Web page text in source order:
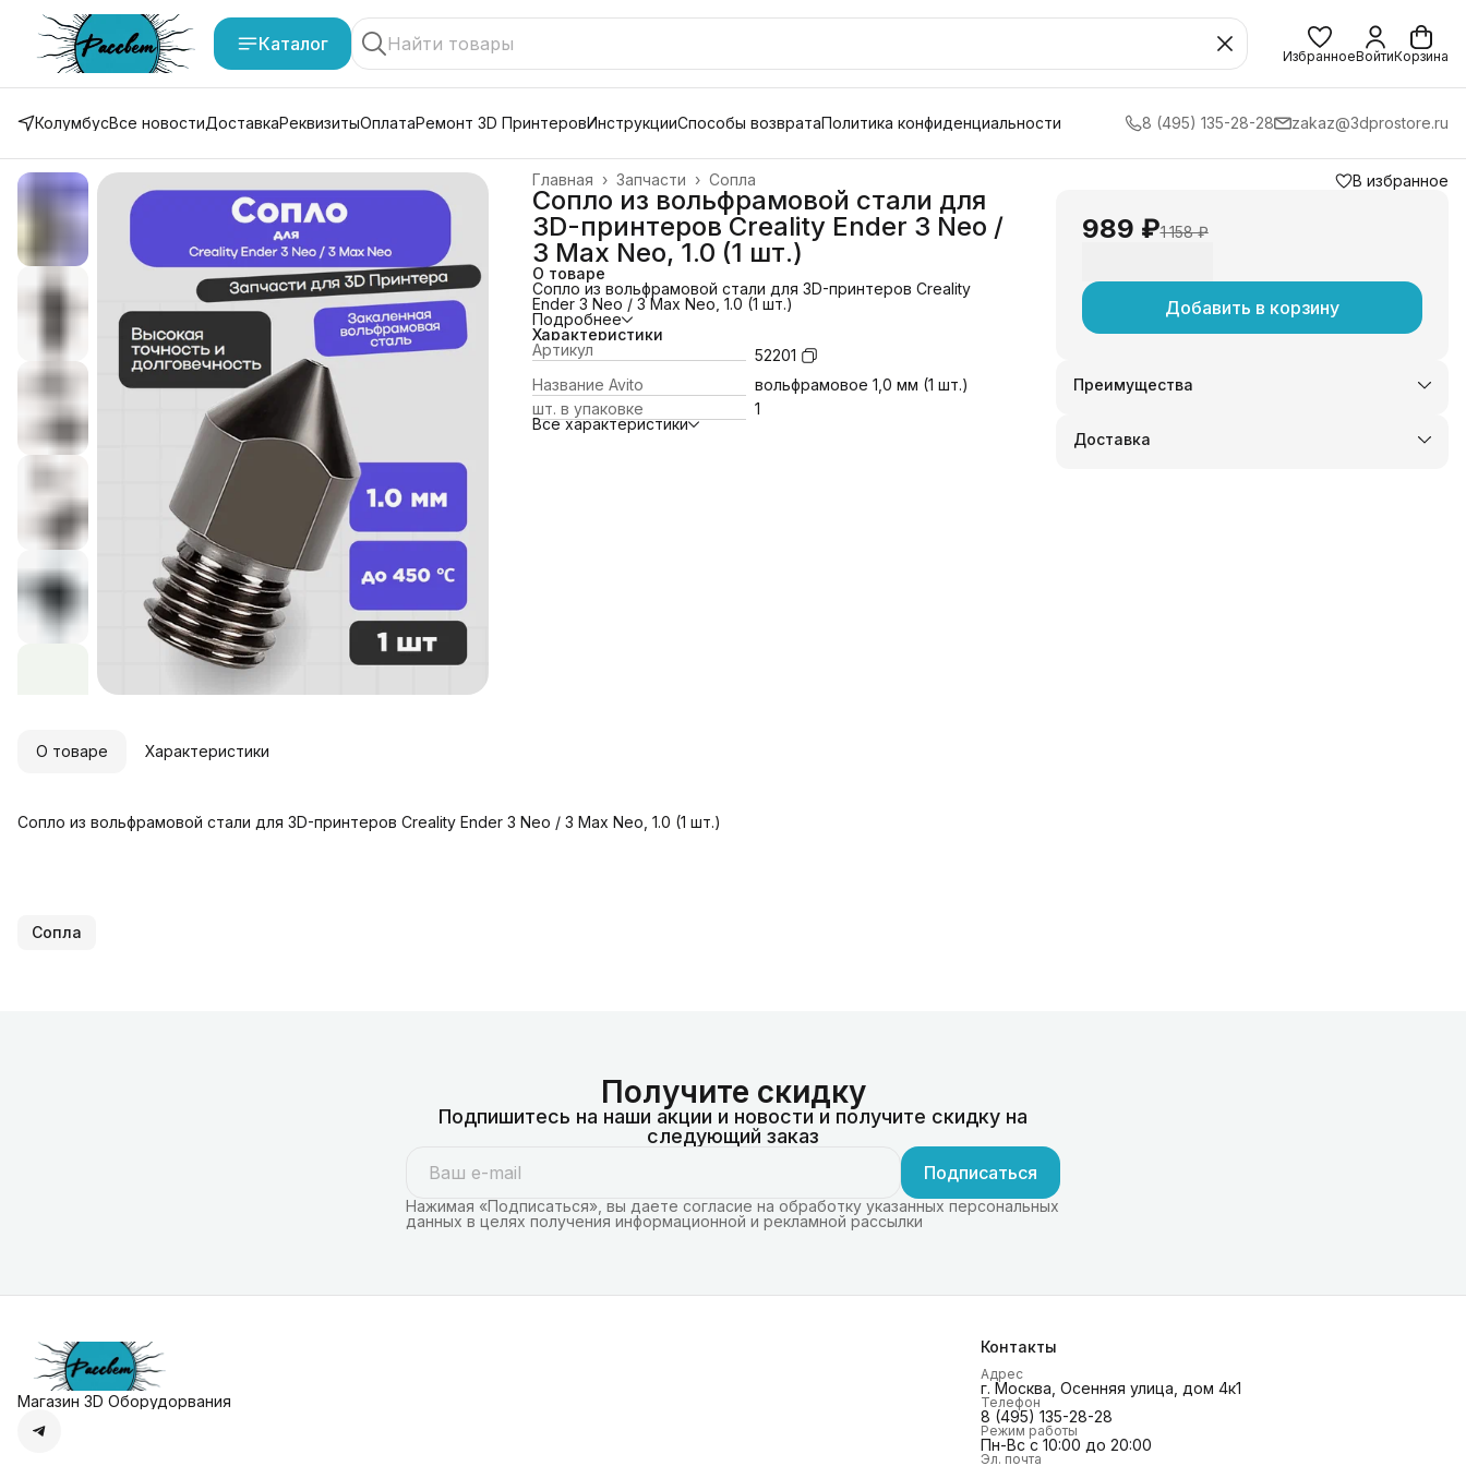
Каталог
ИзбранноеВойтиКорзина
КолумбусВсе новостиДоставкаРеквизитыОплатаРемонт 3D ПринтеровИнструкцииСпособы возвратаПолитика конфиденциальности 8 (495) 135-28-28 zakaz@3dprostore.ru
Сопла
Запчасти ›
Главная ›
Сопло из вольфрамовой стали для
3D-принтеров Creality Ender 3 Neo /
3 Max Neo, 1.0 (1 шт.)
О товаре
Сопло из вольфрамовой стали для 3D-принтеров Creality
Ender 3 Neo / 3 Max Neo, 1.0 (1 шт.)
Подробнее
Характеристики
Артикул
52201
Название Avito
вольфрамовое 1,0 мм (1 шт.)
шт. в упаковке
1
Все характеристики
В избранное
989 ₽1 158 ₽
Добавить в корзину
Преимущества
Оплата частями в Сплит
Удобный возврат
Доставка
О товаре Характеристики
Сопло из вольфрамовой стали для 3D-принтеров Creality Ender 3 Neo / 3 Max Neo, 1.0 (1 шт.)
Сопла
Получите скидку
Подпишитесь на наши акции и новости и получите скидку на
следующий заказ
Подписаться
Нажимая «Подписаться», вы даете согласие на обработку указанных персональных
данных в целях получения информационной и рекламной рассылки
Магазин 3D Оборудорвания
Контакты
Адрес
г. Москва, Осенняя улица, дом 4к1
Телефон
8 (495) 135-28-28
Режим работы
Пн-Вс с 10:00 до 20:00
Эл. почта